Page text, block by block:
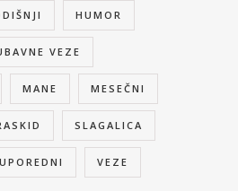
HUMOR
VEZE
MANE MESEČNI
SLAGALICA
UPOREDNI VEZE